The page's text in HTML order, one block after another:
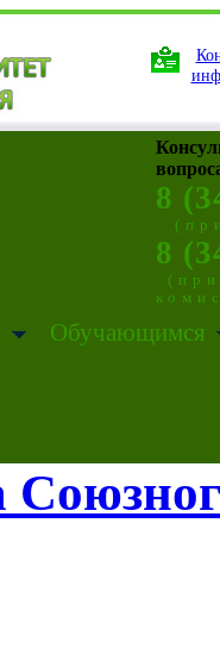
8
8
Обучающимся